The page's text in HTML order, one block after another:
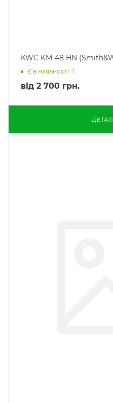
KWC KM-48 HN
Є в наявності: 1
від 2 700 грн.